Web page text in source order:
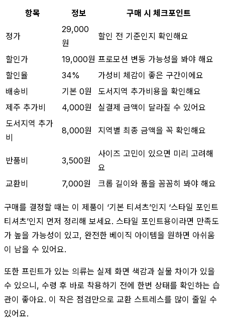
항목 정보 구매 시 체크포인트
정가
29,000
원
할인 전 기준인지 확인해요
할인가 19,000원 프로모션 변동 가능성을 봐야 해요
할인율
34%
가성비 체감이 좋은 구간이에요
배송비
기본 0원
도서지역 추가비용을 확인해요
제주 추가비
4,000원
실결제 금액이 달라질 수 있어요
도서지역 추가
비
8,000원 지역별 최종 금액을 꼭 확인해요
반품비 3,500원
사이즈 고민이 있으면 미리 고려해
요
교환비
7,000원 크롭 길이와 품을 꼼꼼히 봐야 해요
구매를 결정할 때는 이 제품이 ‘기본 티셔츠’인지 ‘스타일 포인트
티셔츠’인지 먼저 정리해 보세요. 스타일 포인트용이라면 만족도
가 높을 가능성이 있고, 완전한 베이직 아이템을 원하면 아쉬움
이 남을 수 있어요.
또한 프린트가 있는 의류는 실제 화면 색감과 실물 차이가 있을
수 있으니, 수령 후 바로 착용하기 전에 한번 상태를 확인하는 습
관이 좋아요. 이 작은 점검만으로 교환 스트레스를 많이 줄일 수
있어요.